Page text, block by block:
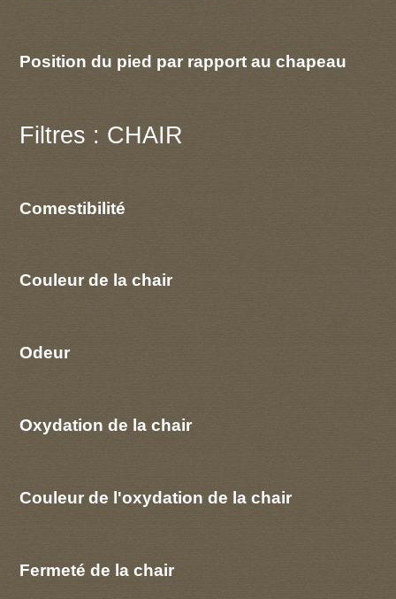
Position du pied par rapport au chapeau
Filtres : CHAIR
Comestibilité
Couleur de la chair
Odeur
Oxydation de la chair
Couleur de l'oxydation de la chair
Fermeté de la chair